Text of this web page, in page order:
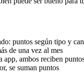
puntos según tipo y
de una vez al mes
app, ambos reciben
se suman puntos